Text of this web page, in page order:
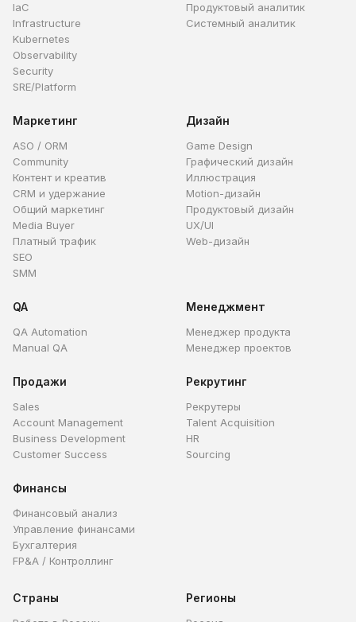
IaC
Infrastructure
Kubernetes
Observability
Security
SRE/Platform
Продуктовый аналитик
Системный аналитик
Маркетинг
ASO / ORM
Community
Контент и креатив
CRM и удержание
Общий маркетинг
Media Buyer
Платный трафик
SEO
SMM
Дизайн
Game Design
Графический дизайн
Иллюстрация
Motion-дизайн
Продуктовый дизайн
UX/UI
Web-дизайн
QA
QA Automation
Manual QA
Менеджмент
Менеджер продукта
Менеджер проектов
Продажи
Sales
Account Management
Business Development
Customer Success
Рекрутинг
Рекрутеры
Talent Acquisition
HR
Sourcing
Финансы
Финансовый анализ
Управление финансами
Бухгалтерия
FP&A / Контроллинг
Страны Регионы